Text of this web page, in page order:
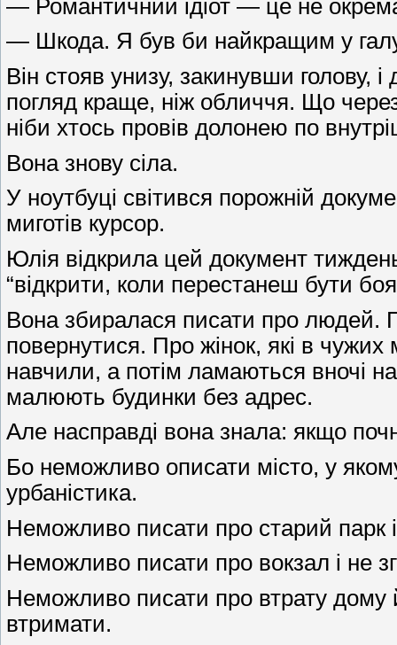
— Романтичний ідіот — це не
— Шкода. Я був би найкращим у
Він стояв унизу, закинувши голову,
погляд краще, ніж обличчя. Що
ніби хтось провів долонею по
Вона знову сіла.
У ноутбуці світився порожній
миготів курсор.
Юлія відкрила цей документ
“відкрити, коли перестанеш бути
Вона збиралася писати про людей.
повернутися. Про жінок, які в чужих
навчили, а потім ламаються вночі
малюють будинки без адрес.
Але насправді вона знала: якщо
Бо неможливо описати місто, у
урбаністика.
Неможливо писати про старий парк
Неможливо писати про вокзал і не
Неможливо писати про втрату дому
втримати.